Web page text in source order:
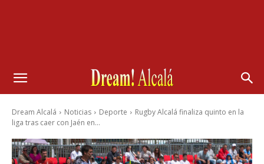
Dream Alcalá Noticias Deporte
Rugby Alcalá finaliza quinto en la
liga tras caer con Jaén en...